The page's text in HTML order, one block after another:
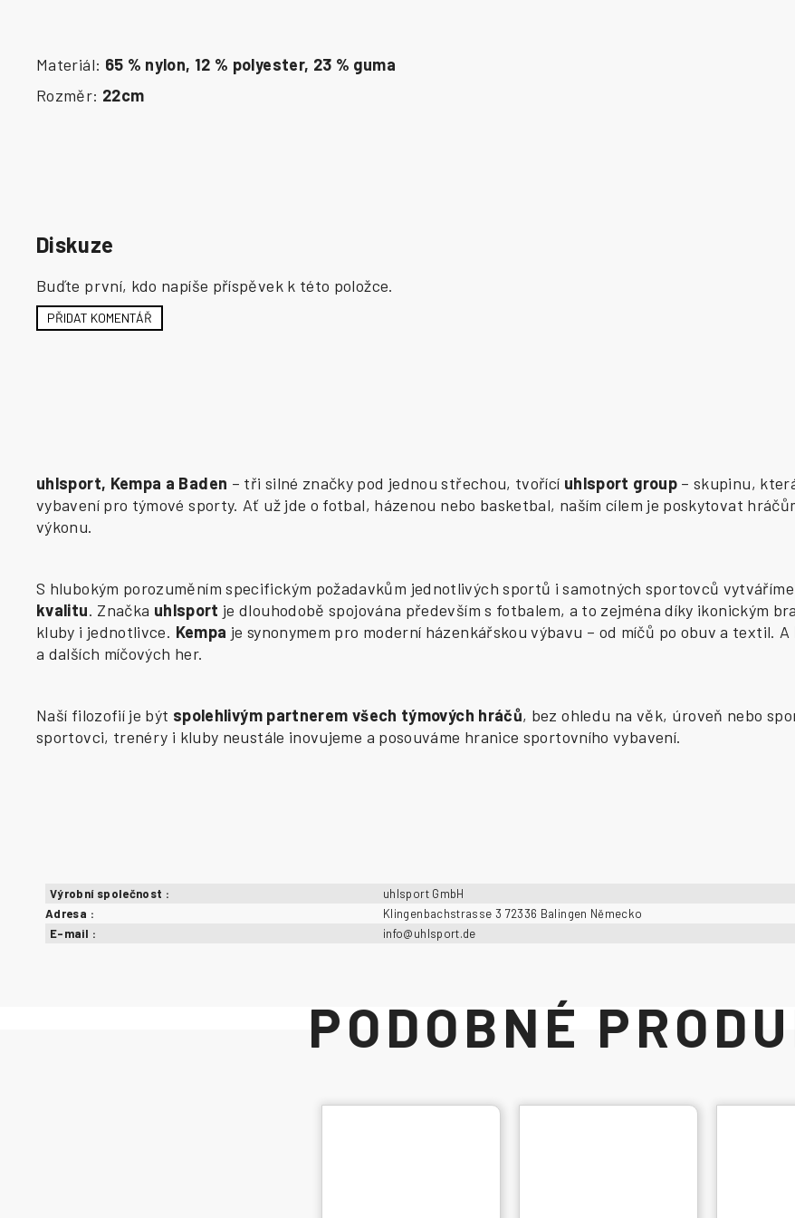
Materiál: 65 % nylon, 12 % polyester, 23 % guma
Rozměr: 22cm
Diskuze
Buďte první, kdo napíše příspěvek k této položce.
PŘIDAT KOMENTÁŘ
uhlsport, Kempa a Baden – tři silné značky pod jednou střechou, tvořící uhlsport group– skupinu,
vybavení pro týmové sporty. Ať už jde o fotbal, házenou nebo basketbal, naším cílem je poskytovat
výkonu.
S hlubokým porozuměním specifickým požadavkům jednotlivých sportů i samotných sportovců
kvalitu. Značka uhlsport je dlouhodobě spojována především s fotbalem, a to zejména díky ikonickým
kluby i jednotlivce. Kempa je synonymem pro moderní házenkářskou výbavu – od míčů po obuv a textil. A
a dalších míčových her.
Naší filozofií je být spolehlivým partnerem všech týmových hráčů, bez ohledu na věk, úroveň nebo
sportovci, trenéry i kluby neustále inovujeme a posouváme hranice sportovního vybavení.
Výrobní společnost :
uhlsport GmbH
Adresa :
Klingenbachstrasse 3 72336 Balingen Německo
E-mail : info@uhlsport.de